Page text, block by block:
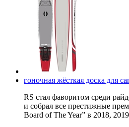
гоночная жёсткая доска для
RS стал фаворитом среди
и собрал все престижные
Board of The Year” в 2018,